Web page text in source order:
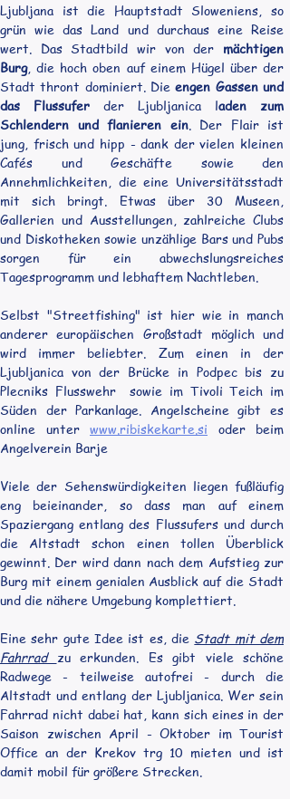
Ljubljana ist die Hauptstadt Sloweniens, so
grün wie das Land und durchaus eine Reise
wert. Das Stadtbild wir von der mächtigen
Burg, die hoch oben auf einem Hügel über der
Stadt thront dominiert. Die engen Gassen und
das Flussufer der Ljubljanica laden zum
Schlendern und flanieren ein. Der Flair ist
jung, frisch und hipp - dank der vielen kleinen
Cafés und Geschäfte sowie den
Annehmlichkeiten, die eine Universitätsstadt
mit sich bringt. Etwas über 30 Museen,
Gallerien und Ausstellungen, zahlreiche Clubs
und Diskotheken sowie unzählige Bars und Pubs
sorgen für ein abwechslungsreiches
Tagesprogramm und lebhaftem Nachtleben.
Selbst "Streetfishing" ist hier wie in manch
anderer europäischen Großstadt möglich und
wird immer beliebter. Zum einen in der
Ljubljanica von der Brücke in Podpec bis zu
Plecniks Flusswehr  sowie im Tivoli Teich im
Süden der Parkanlage. Angelscheine gibt es
online unter www.ribiskekarte.si oder beim
Angelverein Barje
Viele der Sehenswürdigkeiten liegen fußläufig
eng beieinander, so dass man auf einem
Spaziergang entlang des Flussufers und durch
die Altstadt schon einen tollen Überblick
gewinnt. Der wird dann nach dem Aufstieg zur
Burg mit einem genialen Ausblick auf die Stadt
und die nähere Umgebung komplettiert.
Eine sehr gute Idee ist es, die Stadt mit dem
Fahrrad zu erkunden. Es gibt viele schöne
Radwege - teilweise autofrei - durch die
Altstadt und entlang der Ljubljanica. Wer sein
Fahrrad nicht dabei hat, kann sich eines in der
Saison zwischen April - Oktober im Tourist
Office an der Krekov trg 10 mieten und ist
damit mobil für größere Strecken.